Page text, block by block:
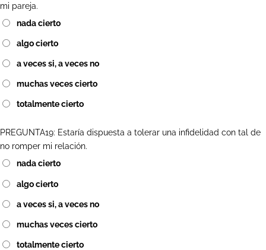
mi pareja.
nada cierto
algo cierto
a veces si, a veces no
muchas veces cierto
totalmente cierto
PREGUNTA19: Estaría dispuesta a tolerar una infidelidad con tal de
no romper mi relación.
nada cierto
algo cierto
a veces si, a veces no
muchas veces cierto
totalmente cierto